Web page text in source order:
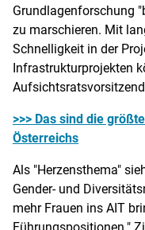
Grundlagenforschung
zu marschieren. Mit
Schnelligkeit in der
Infrastrukturprojekten
>>> Das sind die
Österreichs
Als "Herzensthema"
Gender- und
mehr Frauen ins AIT
Führungspositionen."